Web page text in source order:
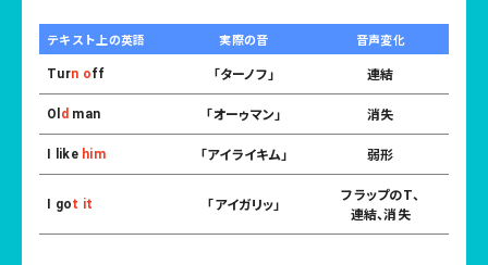
テキスト上の英語 実際の音 音声変化
Turn off 「ターノフ」 連結
Ol d man 「オーゥマン」 消失
I likehim 「アイライキム」 弱形
I got it 「アイガリッ」
フラップのT、
連結、消失